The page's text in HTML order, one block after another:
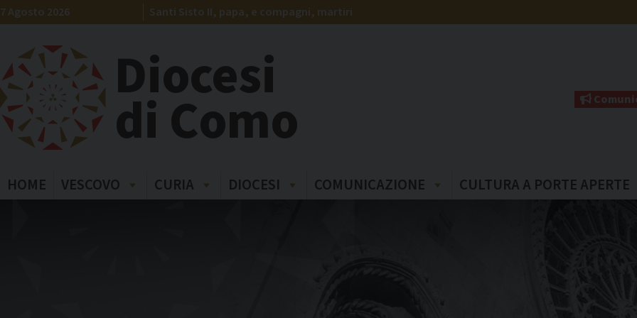
Skip
to
7 Agosto 2026 Santi Sisto II, papa, e compagni, martiri
Diocesi
di Como
HOME VESCOVO CURIA DIOCESI COMUNICAZIONE CULTURA A PORTE APERTE